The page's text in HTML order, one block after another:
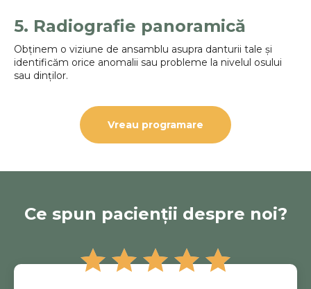
5. Radiografie panoramică
Obținem o viziune de ansamblu asupra danturii tale și
identificăm orice anomalii sau probleme la nivelul osului
sau dinților.
Vreau programare
Ce spun pacienții despre noi?